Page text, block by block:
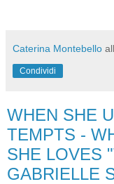
Caterina Montebello
Condividi
WHEN SHE
TEMPTS -
SHE LOVES
GABRIELLE